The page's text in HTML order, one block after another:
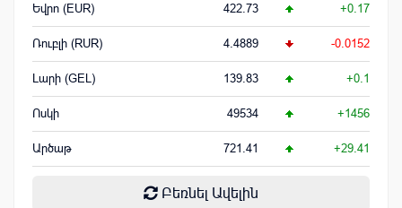
Եվրո (EUR) 422.73 +0.17
Ռուբլի (RUR) 4.4889 -0.0152
Լարի (GEL) 139.83 +0.1
Ոսկի 49534 +1456
Արծաթ 721.41 +29.41
Բեռնել Ավելին